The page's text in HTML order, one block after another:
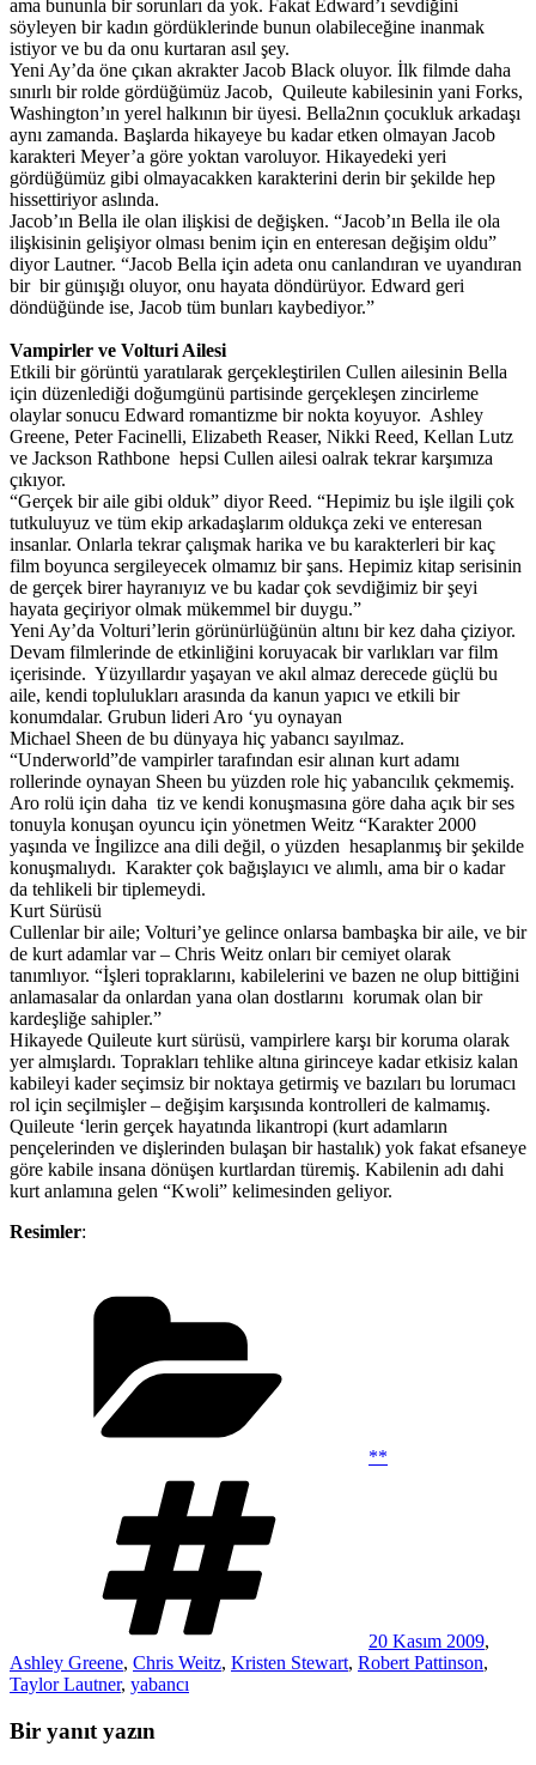
ama bununla bir sorunları da yok. Fakat Edward’ı sevdiğini
söyleyen bir kadın gördüklerinde bunun olabileceğine inanmak
istiyor ve bu da onu kurtaran asıl şey.
Yeni Ay’da öne çıkan akrakter Jacob Black oluyor. İlk filmde daha
sınırlı bir rolde gördüğümüz Jacob, Quileute kabilesinin yani Forks,
Washington’ın yerel halkının bir üyesi. Bella2nın çocukluk arkadaşı
aynı zamanda. Başlarda hikayeye bu kadar etken olmayan Jacob
karakteri Meyer’a göre yoktan varoluyor. Hikayedeki yeri
gördüğümüz gibi olmayacakken karakterini derin bir şekilde hep
hissettiriyor aslında.
Jacob’ın Bella ile olan ilişkisi de değişken. “Jacob’ın Bella ile ola
ilişkisinin gelişiyor olması benim için en enteresan değişim oldu”
diyor Lautner. “Jacob Bella için adeta onu canlandıran ve uyandıran
bir bir günışığı oluyor, onu hayata döndürüyor. Edward geri
döndüğünde ise, Jacob tüm bunları kaybediyor.”
Vampirler ve Volturi Ailesi
Etkili bir görüntü yaratılarak gerçekleştirilen Cullen ailesinin Bella
için düzenlediği doğumgünü partisinde gerçekleşen zincirleme
olaylar sonucu Edward romantizme bir nokta koyuyor. Ashley
Greene, Peter Facinelli, Elizabeth Reaser, Nikki Reed, Kellan Lutz
ve Jackson Rathbone hepsi Cullen ailesi oalrak tekrar karşımıza
çıkıyor.
“Gerçek bir aile gibi olduk” diyor Reed. “Hepimiz bu işle ilgili çok
tutkuluyuz ve tüm ekip arkadaşlarım oldukça zeki ve enteresan
insanlar. Onlarla tekrar çalışmak harika ve bu karakterleri bir kaç
film boyunca sergileyecek olmamız bir şans. Hepimiz kitap serisinin
de gerçek birer hayranıyız ve bu kadar çok sevdiğimiz bir şeyi
hayata geçiriyor olmak mükemmel bir duygu.”
Yeni Ay’da Volturi’lerin görünürlüğünün altını bir kez daha çiziyor.
Devam filmlerinde de etkinliğini koruyacak bir varlıkları var film
içerisinde. Yüzyıllardır yaşayan ve akıl almaz derecede güçlü bu
aile, kendi toplulukları arasında da kanun yapıcı ve etkili bir
konumdalar. Grubun lideri Aro ‘yu oynayan
Michael Sheen de bu dünyaya hiç yabancı sayılmaz.
“Underworld”de vampirler tarafından esir alınan kurt adamı
rollerinde oynayan Sheen bu yüzden role hiç yabancılık çekmemiş.
Aro rolü için daha tiz ve kendi konuşmasına göre daha açık bir ses
tonuyla konuşan oyuncu için yönetmen Weitz “Karakter 2000
yaşında ve İngilizce ana dili değil, o yüzden hesaplanmış bir şekilde
konuşmalıydı. Karakter çok bağışlayıcı ve alımlı, ama bir o kadar
da tehlikeli bir tiplemeydi.
Kurt Sürüsü
Cullenlar bir aile; Volturi’ye gelince onlarsa bambaşka bir aile, ve bir
de kurt adamlar var – Chris Weitz onları bir cemiyet olarak
tanımlıyor. “İşleri topraklarını, kabilelerini ve bazen ne olup bittiğini
anlamasalar da onlardan yana olan dostlarını korumak olan bir
kardeşliğe sahipler.”
Hikayede Quileute kurt sürüsü, vampirlere karşı bir koruma olarak
yer almışlardı. Toprakları tehlike altına girinceye kadar etkisiz kalan
kabileyi kader seçimsiz bir noktaya getirmiş ve bazıları bu lorumacı
rol için seçilmişler – değişim karşısında kontrolleri de kalmamış.
Quileute ‘lerin gerçek hayatında likantropi (kurt adamların
pençelerinden ve dişlerinden bulaşan bir hastalık) yok fakat efsaneye
göre kabile insana dönüşen kurtlardan türemiş. Kabilenin adı dahi
kurt anlamına gelen “Kwoli” kelimesinden geliyor.
Resimler:
**
20 Kasım 2009,
Ashley Greene, Chris Weitz, Kristen Stewart, Robert Pattinson,
Taylor Lautner, yabancı
Bir yanıt yazın